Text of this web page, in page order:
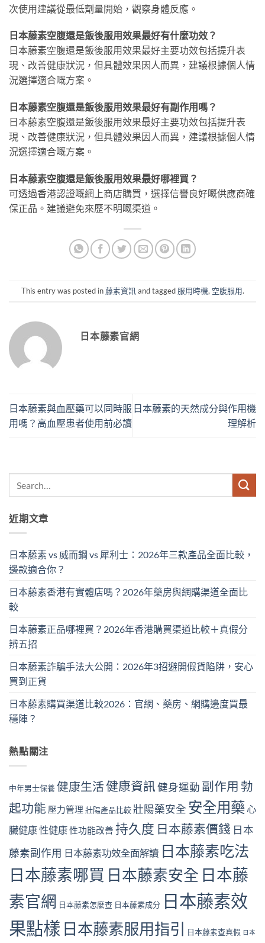
次使用建議從最低劑量開始，觀察身體反應。
日本藤素空腹還是飯後服用效果最好有什麼功效？
日本藤素空腹還是飯後服用效果最好主要功效包括提升表
現、改善健康狀況，但具體效果因人而異，建議根據個人情
況選擇適合嘅方案。
日本藤素空腹還是飯後服用效果最好有副作用嗎？
日本藤素空腹還是飯後服用效果最好主要功效包括提升表
現、改善健康狀況，但具體效果因人而異，建議根據個人情
況選擇適合嘅方案。
日本藤素空腹還是飯後服用效果最好哪裡買？
可透過香港認證嘅網上商店購買，選擇信譽良好嘅供應商確
保正品。建議避免來歷不明嘅渠道。
This entry was posted in藤素資訊and tagged 服用時機, 空腹服用.
日本藤素官網
日本藤素與血壓藥可以同時服
用嗎？高血壓患者使用前必讀
日本藤素的天然成分與作用機
理解析
近期文章
日本藤素 vs 威而鋼 vs 犀利士：2026年三款產品全面比較，
邊款適合你？
日本藤素香港有實體店嗎？2026年藥房與網購渠道全面比
較
日本藤素正品哪裡買？2026年香港購買渠道比較＋真假分
辨五招
日本藤素詐騙手法大公開：2026年3招避開假貨陷阱，安心
買到正貨
日本藤素購買渠道比較2026：官網、藥房、網購邊度買最
穩陣？
熱點關注
中年男士保養健康生活健康資訊健身運動 副作用 勃
起功能 壓力管理 壯陽產品比較壯陽藥安全 安全用藥 心
臟健康性健康性功能改善 持久度 日本藤素價錢 日本
藤素副作用 日本藤素功效全面解讀 日本藤素吃法
日本藤素哪買 日本藤素安全 日本藤
素官網 日本藤素怎麼查 日本藤素成分 日本藤素效
果點樣 日本藤素服用指引 日本藤素查真假 日本